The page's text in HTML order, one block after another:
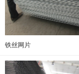
铁丝网片